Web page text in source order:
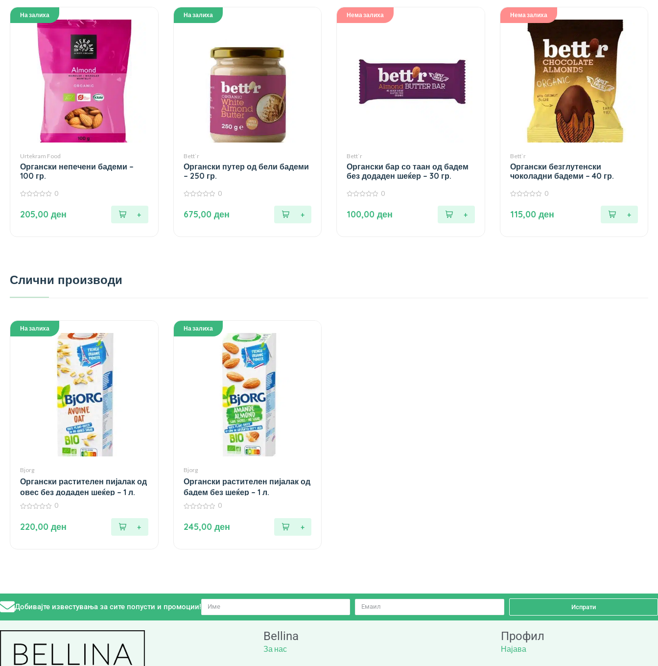
На залиха
Urtekram Food
Органски непечени бадеми –
100 гр.
5
0
205,00 ден
На залиха
Bett`r
Органски путер од бели бадеми
– 250 гр.
5
0
675,00 ден
Нема залиха
Bett`r
Органски бар со таан од бадем
без додаден шеќер – 30 гр.
5
0
100,00 ден
Нема залиха
Bett`r
Органски безглутенски
чоколадни бадеми – 40 гр.
5
0
115,00 ден
Слични производи
На залиха
Bjorg
Органски растителен пијалак од
овес без додаден шеќер – 1 л.
5
0
220,00 ден
На залиха
Bjorg
Органски растителен пијалак од
бадем без шеќер – 1 л.
5
0
245,00 ден
Добивајте известувања за сите попусти и промоции! Испрати
Bellina
За нас
Профил
Најава